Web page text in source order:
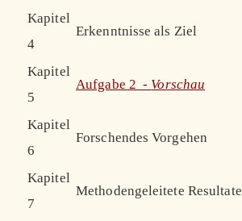
Kapitel
4
Erkenntnisse als Ziel
Kapitel
5
Aufgabe 2 - Vorschau
Kapitel
6
Forschendes Vorgehen
Kapitel
7
Methodengeleitete Resultate